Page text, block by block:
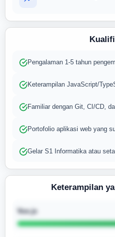
Pengalaman 1-5 tahun
Keterampilan JavaScript/
Familiar dengan Git, CI/CD,
Portofolio aplikasi web yang
Gelar S1 Informatika atau
Keterampilan
Vue.js